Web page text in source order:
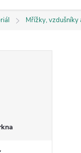
Mřížky, vzdušníky